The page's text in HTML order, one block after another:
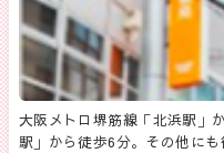
大阪メトロ堺筋線「北浜駅」
駅」から徒歩6分。その他に